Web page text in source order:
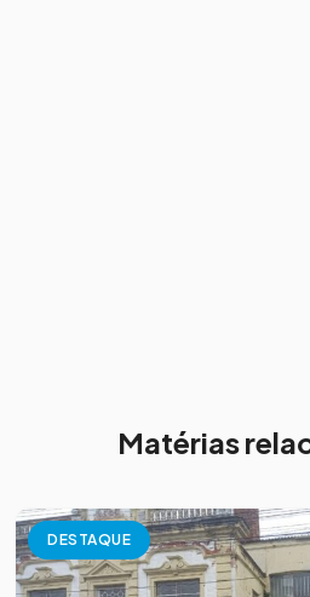
Matérias
DESTAQUE